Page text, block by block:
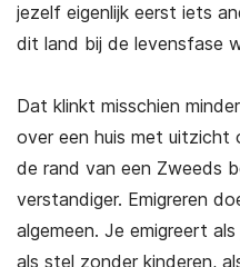
jezelf eigenlijk eerst iets
dit land bij de levensfase
Dat klinkt misschien
over een huis met uitzicht
de rand van een Zweeds
verstandiger. Emigreren
algemeen. Je emigreert
als stel zonder kinderen,